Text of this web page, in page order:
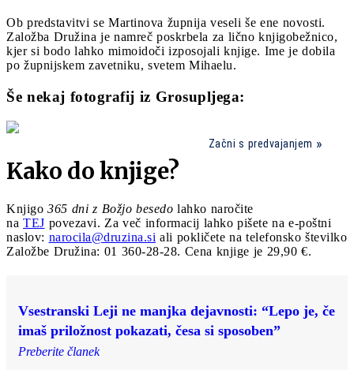
Ob predstavitvi se Martinova župnija veseli še ene novosti.
Založba Družina je namreč poskrbela za lično knjigobežnico,
kjer si bodo lahko mimoidoči izposojali knjige. Ime je dobila
po župnijskem zavetniku, svetem Mihaelu.
Še nekaj fotografij iz Grosupljega:
Začni s predvajanjem
Kako do knjige?
Knjigo 365 dni z Božjo besedo lahko naročite
na TEJ povezavi. Za več informacij lahko pišete na e-poštni
naslov: narocila@druzina.si ali pokličete na telefonsko številko
Založbe Družina: 01 360-28-28. Cena knjige je 29,90 €.
Vsestranski Leji ne manjka dejavnosti: “Lepo je, če
imaš priložnost pokazati, česa si sposoben”
Preberite članek